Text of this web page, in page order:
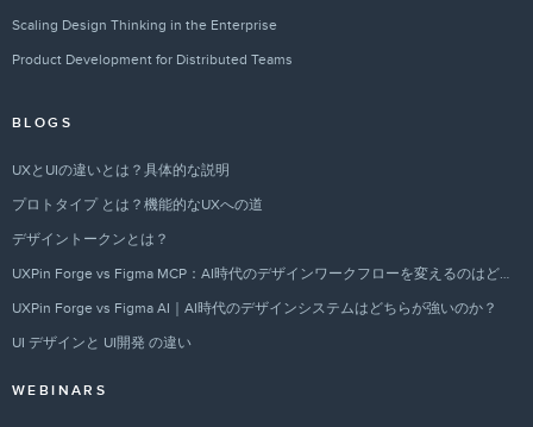
Scaling Design Thinking in the Enterprise
Product Development for Distributed Teams
BLOGS
UXとUIの違いとは？具体的な説明
プロトタイプ とは？機能的なUXへの道
デザイントークンとは？
UXPin Forge vs Figma MCP：AI時代のデザインワークフローを変えるのはどちらか？
UXPin Forge vs Figma AI｜AI時代のデザインシステムはどちらが強いのか？
UI デザインと UI開発 の違い
WEBINARS